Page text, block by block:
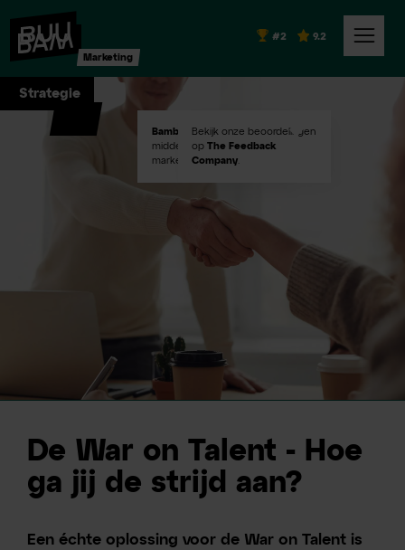
Marketing
#2
Bambuu #2in Emerce100
middelgroot digital
marketingbureaus!
9.2
Bekijk onze beoordelingen
opThe Feedback
Company.
Strategie
De War on Talent - Hoe
ga jij de strijd aan?
Een échte oplossing voor de War on Talent is